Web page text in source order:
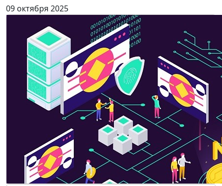
09 октября 2025